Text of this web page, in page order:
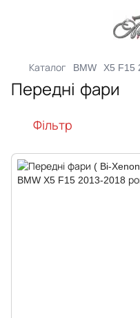
Каталог BMW X5 F15
Передні фари
Фільтр